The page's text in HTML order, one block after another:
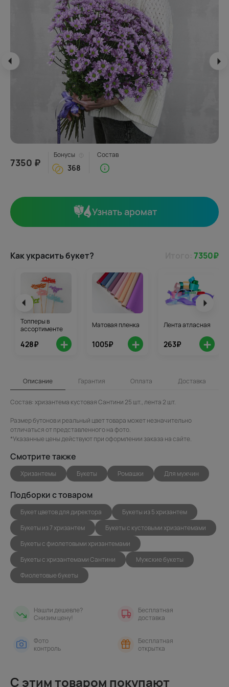
7350 ₽
Бонусы
368
Состав
Узнать аромат
Как украсить букет? 7350₽
Топперы в
ассортименте
428₽ +
Матовая пленка
1005₽ +
Лента атласная
263₽ +
Описание Гарантия Оплата Доставка
Состав: хризантема кустовая Сантини 25 шт., лента 2 шт.
Размер бутонов и реальный цвет товара может незначительно
отличаться от представленного на фото.
*Указанные цены действуют при оформлении заказа на сайте.
Смотрите также
Хризантемы Букеты Ромашки Для мужчин
Подборки с товаром
Букет цветов для директора
Букеты из 5 хризантем
Букеты из 7 хризантем
Букеты с кустовыми хризантемами
Букеты с фиолетовыми хризантемами
Букеты с хризантемами Сантини
Мужские букеты
Фиолетовые букеты
Нашли дешевле?
Снизим цену!
Бесплатная
доставка
Фото
контроль
Бесплатная
открытка
С этим товаром покупают